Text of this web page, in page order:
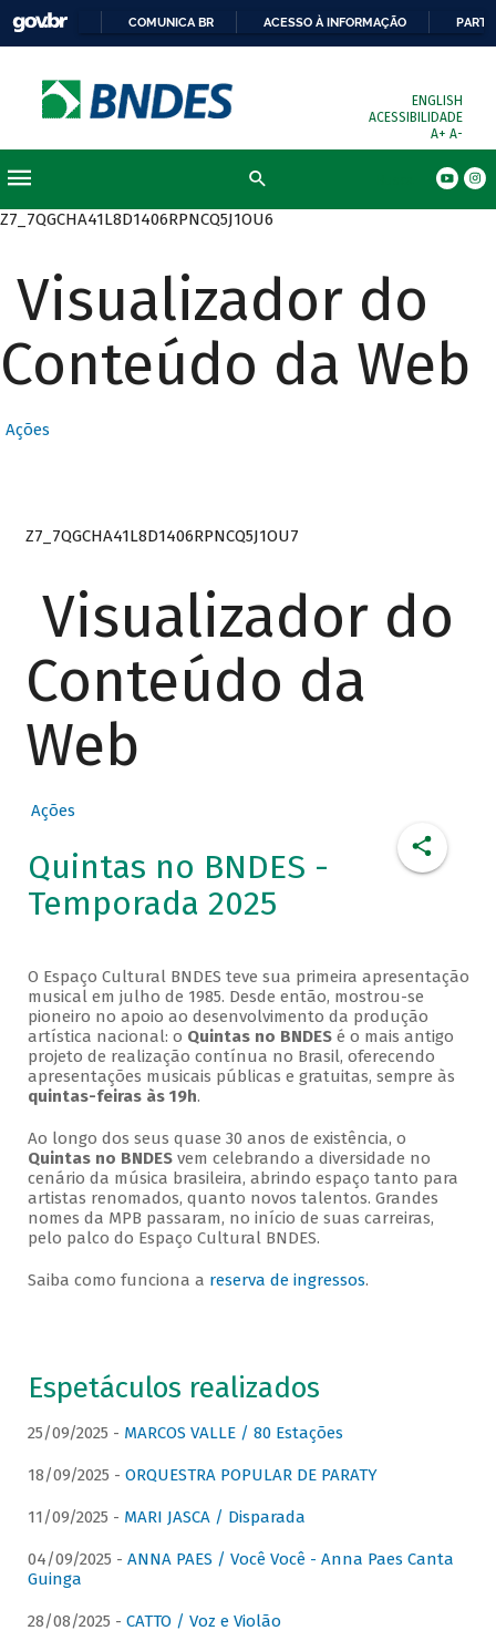
COMUNICA BR ACESSO À INFORMAÇÃO
ENGLISH
ACESSIBILIDADE
A+ A-
Z7_7QGCHA41L8D1406RPNCQ5J1OU6
Visualizador do
Conteúdo da Web
Ações
Z7_7QGCHA41L8D1406RPNCQ5J1OU7
Visualizador do
Conteúdo da
Web
Ações
Quintas no BNDES -
Temporada 2025
O Espaço Cultural BNDES teve sua primeira apresentação
musical em julho de 1985. Desde então, mostrou-se
pioneiro no apoio ao desenvolvimento da produção
artística nacional: o Quintas no BNDESé o mais antigo
projeto de realização contínua no Brasil, oferecendo
apresentações musicais públicas e gratuitas, sempre às
quintas-feiras às 19h.
Ao longo dos seus quase 30 anos de existência, o
Quintas no BNDESvem celebrando a diversidade no
cenário da música brasileira, abrindo espaço tanto para
artistas renomados, quanto novos talentos. Grandes
nomes da MPB passaram, no início de suas carreiras,
pelo palco do Espaço Cultural BNDES.
Saiba como funciona a reserva de ingressos.
Espetáculos realizados
25/09/2025 - MARCOS VALLE / 80 Estações
18/09/2025 - ORQUESTRA POPULAR DE PARATY
11/09/2025 - MARI JASCA / Disparada
04/09/2025 - ANNA PAES / Você Você - Anna Paes Canta
Guinga
28/08/2025 - CATTO / Voz e Violão